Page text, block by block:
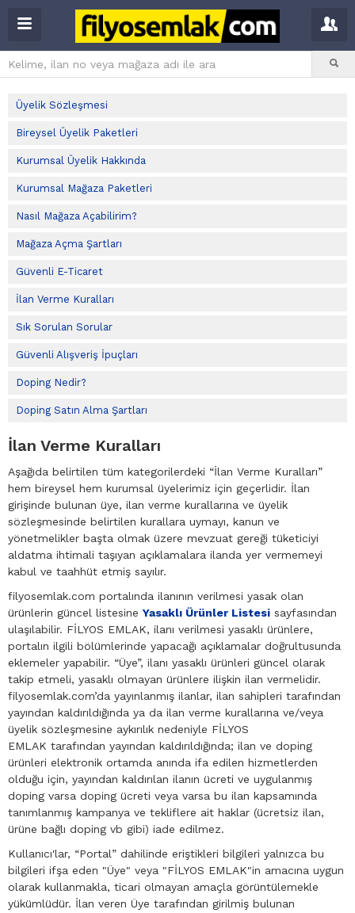
Üyelik Sözleşmesi
Bireysel Üyelik Paketleri
Kurumsal Üyelik Hakkında
Kurumsal Mağaza Paketleri
Nasıl Mağaza Açabilirim?
Mağaza Açma Şartları
Güvenli E-Ticaret
İlan Verme Kuralları
Sık Sorulan Sorular
Güvenli Alışveriş İpuçları
Doping Nedir?
Doping Satın Alma Şartları
İlan Verme Kuralları
Aşağıda belirtilen tüm kategorilerdeki “İlan Verme Kuralları”
hem bireysel hem kurumsal üyelerimiz için geçerlidir. İlan
girişinde bulunan üye, ilan verme kurallarına ve üyelik
sözleşmesinde belirtilen kurallara uymayı, kanun ve
yönetmelikler başta olmak üzere mevzuat gereği tüketiciyi
aldatma ihtimali taşıyan açıklamalara ilanda yer vermemeyi
kabul ve taahhüt etmiş sayılır.
filyosemlak.com portalında ilanının verilmesi yasak olan
ürünlerin güncel listesine Yasaklı Ürünler Listesi sayfasından
ulaşılabilir. FİLYOS EMLAK, ilanı verilmesi yasaklı ürünlere,
portalın ilgili bölümlerinde yapacağı açıklamalar doğrultusunda
eklemeler yapabilir. “Üye”, ilanı yasaklı ürünleri güncel olarak
takip etmeli, yasaklı olmayan ürünlere ilişkin ilan vermelidir.
filyosemlak.com’da yayınlanmış ilanlar, ilan sahipleri tarafından
yayından kaldırıldığında ya da ilan verme kurallarına ve/veya
üyelik sözleşmesine aykırılık nedeniyle FİLYOS
EMLAK tarafından yayından kaldırıldığında; ilan ve doping
ürünleri elektronik ortamda anında ifa edilen hizmetlerden
olduğu için, yayından kaldırılan ilanın ücreti ve uygulanmış
doping varsa doping ücreti veya varsa bu ilan kapsamında
tanımlanmış kampanya ve tekliflere ait haklar (ücretsiz ilan,
ürüne bağlı doping vb gibi) iade edilmez.
Kullanıcı'lar, “Portal” dahilinde eriştikleri bilgileri yalnızca bu
bilgileri ifşa eden "Üye" veya "FİLYOS EMLAK"in amacına uygun
olarak kullanmakla, ticari olmayan amaçla görüntülemekle
yükümlüdür. İlan veren Üye tarafından girilmiş bulunan